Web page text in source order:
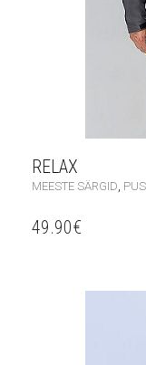
RELAX
MEESTE SÄRGID
49.90€